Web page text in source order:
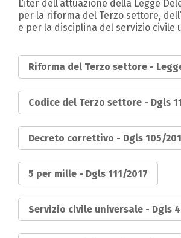
L’iter dell’attuazione della Legge
per la riforma del Terzo settore,
e per la disciplina del servizio civile
Riforma del Terzo settore -
Codice del Terzo settore - Dgls
Decreto correttivo - Dgls 105/
5 per mille - Dgls 111/2017
Servizio civile universale - Dgls